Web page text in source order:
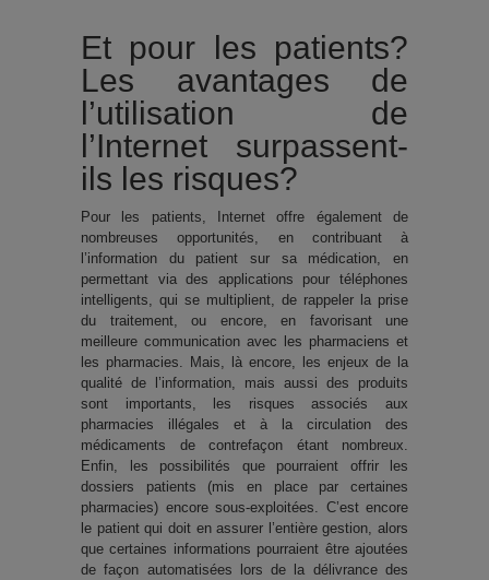
Et pour les patients?
Les avantages de
l’utilisation de
l’Internet surpassent-
ils les risques?
Pour les patients, Internet offre également de
nombreuses opportunités, en contribuant à
l’information du patient sur sa médication, en
permettant via des applications pour téléphones
intelligents, qui se multiplient, de rappeler la prise
du traitement, ou encore, en favorisant une
meilleure communication avec les pharmaciens et
les pharmacies. Mais, là encore, les enjeux de la
qualité de l’information, mais aussi des produits
sont importants, les risques associés aux
pharmacies illégales et à la circulation des
médicaments de contrefaçon étant nombreux.
Enfin, les possibilités que pourraient offrir les
dossiers patients (mis en place par certaines
pharmacies) encore sous-exploitées. C’est encore
le patient qui doit en assurer l’entière gestion, alors
que certaines informations pourraient être ajoutées
de façon automatisées lors de la délivrance des